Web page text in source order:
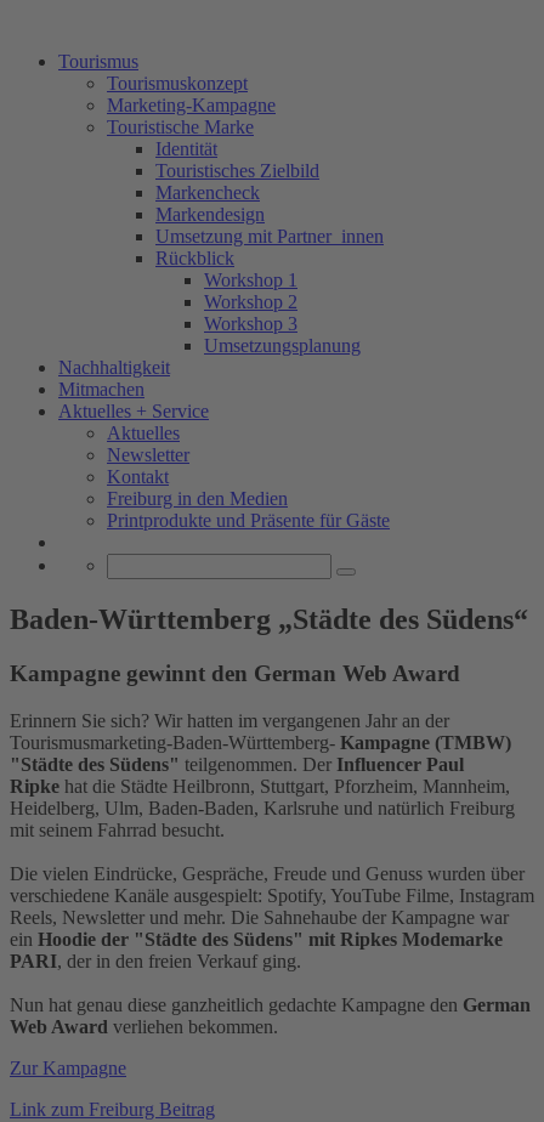
Tourismus
Tourismuskonzept
Marketing-Kampagne
Touristische Marke
Identität
Touristisches Zielbild
Markencheck
Markendesign
Umsetzung mit Partner_innen
Rückblick
Workshop 1
Workshop 2
Workshop 3
Umsetzungsplanung
Nachhaltigkeit
Mitmachen
Aktuelles + Service
Aktuelles
Newsletter
Kontakt
Freiburg in den Medien
Printprodukte und Präsente für Gäste
Baden-Württemberg „Städte des Südens“
Kampagne gewinnt den German Web Award
Erinnern Sie sich? Wir hatten im vergangenen Jahr an der
Tourismusmarketing-Baden-Württemberg- Kampagne (TMBW)
"Städte des Südens" teilgenommen. Der Influencer Paul
Ripke hat die Städte Heilbronn, Stuttgart, Pforzheim, Mannheim,
Heidelberg, Ulm, Baden-Baden, Karlsruhe und natürlich Freiburg
mit seinem Fahrrad besucht.
Die vielen Eindrücke, Gespräche, Freude und Genuss wurden über
verschiedene Kanäle ausgespielt: Spotify, YouTube Filme, Instagram
Reels, Newsletter und mehr. Die Sahnehaube der Kampagne war
ein Hoodie der "Städte des Südens" mit Ripkes Modemarke
PARI, der in den freien Verkauf ging.
Nun hat genau diese ganzheitlich gedachte Kampagne den German
Web Award verliehen bekommen.
Zur Kampagne
Link zum Freiburg Beitrag